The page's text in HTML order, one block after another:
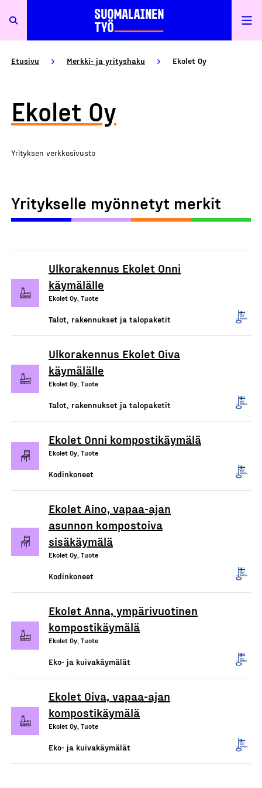
Etusivu Merkki- ja yrityshaku Ekolet Oy
Ekolet Oy
Yrityksen verkkosivusto
Yritykselle myönnetyt merkit
Ulkorakennus Ekolet Onni
käymälälle
Ekolet Oy, Tuote
Talot, rakennukset ja talopaketit
Ulkorakennus Ekolet Oiva
käymälälle
Ekolet Oy, Tuote
Talot, rakennukset ja talopaketit
Ekolet Onni kompostikäymälä
Ekolet Oy, Tuote
Kodinkoneet
Ekolet Aino, vapaa-ajan
asunnon kompostoiva
sisäkäymälä
Ekolet Oy, Tuote
Kodinkoneet
Ekolet Anna, ympärivuotinen
kompostikäymälä
Ekolet Oy, Tuote
Eko- ja kuivakäymälät
Ekolet Oiva, vapaa-ajan
kompostikäymälä
Ekolet Oy, Tuote
Eko- ja kuivakäymälät